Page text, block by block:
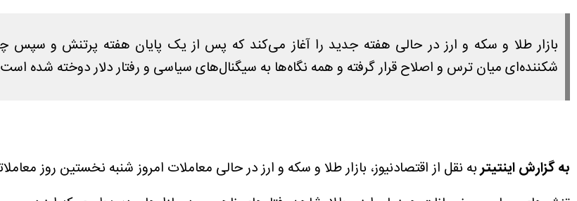
بازار طلا و سکه و ارز در حالی هفته جدید را آغاز می‌کند که پس از یک پایان هفته پرتنش و سپس
شکننده‌ای میان ترس و اصلاح قرار گرفته و همه نگاه‌ها به سیگنال‌های سیاسی و رفتار دلار دوخته شده
به گزارش اینتیتربه نقل از اقتصادنیوز، بازار طلا و سکه و ارز در حالی معاملات امروز شنبه نخستین روز